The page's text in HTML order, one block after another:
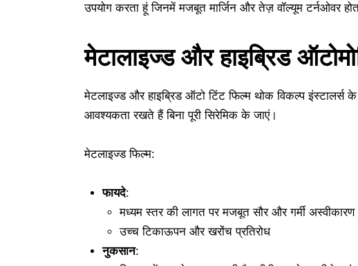
उपयोग करता हूं जिनमें मजबूत मार्जिन और तेज़ वॉल्यूम टर्नओवर
मेटालाइज्ड और हाइब्रिड
मेटलाइज्ड और हाइब्रिड ऑटो टिंट फिल्म थोक विकल्प इंस्टालर्स
आवश्यकता रखते हैं बिना पूरी सिरेमिक के जाएं।
मेटलाइज्ड फिल्म:
फायदे:
मध्यम स्तर की लागत पर मजबूत सौर और गर्मी अस्वीकारण
उच्च टिकाऊपन और खरोंच प्रतिरोध
नुकसान: